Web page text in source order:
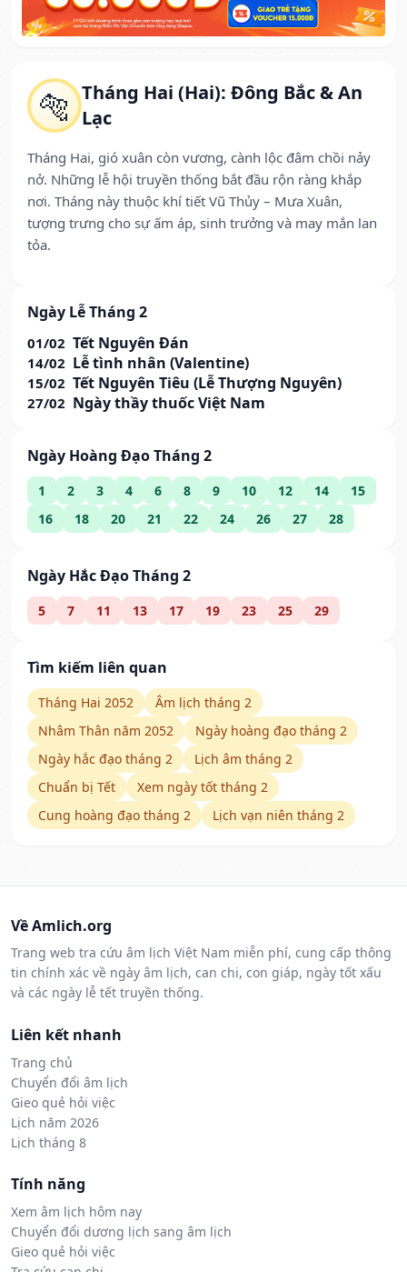
🐅 Tháng Hai (Hai): Đông Bắc & An
Lạc
Tháng Hai, gió xuân còn vương, cành lộc đâm chồi nảy
nở. Những lễ hội truyền thống bắt đầu rộn ràng khắp
nơi. Tháng này thuộc khí tiết Vũ Thủy – Mưa Xuân,
tượng trưng cho sự ấm áp, sinh trưởng và may mắn lan
tỏa.
Ngày Lễ Tháng 2
01/02 Tết Nguyên Đán
14/02 Lễ tình nhân (Valentine)
15/02 Tết Nguyên Tiêu (Lễ Thượng Nguyên)
27/02 Ngày thầy thuốc Việt Nam
Ngày Hoàng Đạo Tháng 2
1 2 3 4 6 8 9 10 12 14
15
16
18 20 21 22 24 26 27 28
Ngày Hắc Đạo Tháng 2
5 7 11 13 17 19 23 25 29
Tìm kiếm liên quan
Tháng Hai 2052
Âm lịch tháng 2
Nhâm Thân năm 2052
Ngày hoàng đạo tháng 2
Ngày hắc đạo tháng 2
Lịch âm tháng 2
Chuẩn bị Tết
Xem ngày tốt tháng 2
Cung hoàng đạo tháng 2
Lịch vạn niên tháng 2
Về Amlich.org
Trang web tra cứu âm lịch Việt Nam miễn phí, cung cấp thông
tin chính xác về ngày âm lịch, can chi, con giáp, ngày tốt xấu
và các ngày lễ tết truyền thống.
Liên kết nhanh
Trang chủ
Chuyển đổi âm lịch
Gieo quẻ hỏi việc
Lịch năm 2026
Lịch tháng 8
Tính năng
Xem âm lịch hôm nay
Chuyển đổi dương lịch sang âm lịch
Gieo quẻ hỏi việc